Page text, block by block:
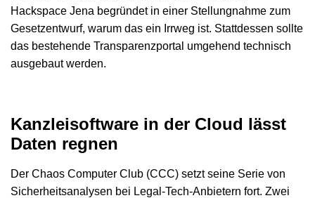
Hackspace Jena begründet in einer Stellungnahme zum
Gesetzentwurf, warum das ein Irrweg ist. Stattdessen sollte
das bestehende Transparenzportal umgehend technisch
ausgebaut werden.
Kanzleisoftware in der Cloud lässt
Daten regnen
Der Chaos Computer Club (CCC) setzt seine Serie von
Sicherheitsanalysen bei Legal-Tech-Anbietern fort. Zwei